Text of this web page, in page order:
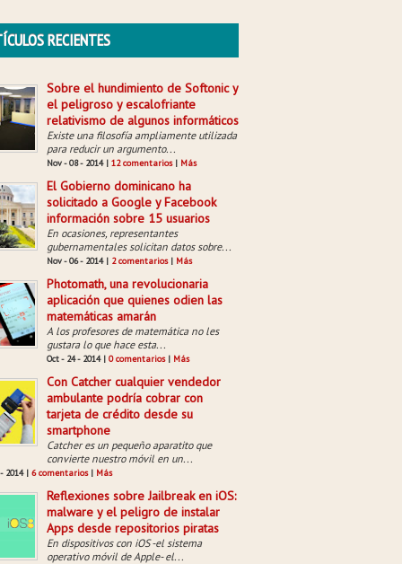
RECIENTES
Sobre el hundimiento de Softonic y
el peligroso y escalofriante
relativismo de algunos informáticos
Existe una filosofía ampliamente utilizada
para reducir un argumento...
Nov - 08 - 2014 | 12 comentarios| Más
El Gobierno dominicano ha
solicitado a Google y Facebook
información sobre 15 usuarios
En ocasiones, representantes
gubernamentales solicitan datos sobre...
Nov - 06 - 2014 | 2 comentarios| Más
Photomath, una revolucionaria
aplicación que quienes odien las
matemáticas amarán
A los profesores de matemática no les
gustara lo que hace esta...
Oct - 24 - 2014 | 0 comentarios| Más
Con Catcher cualquier vendedor
ambulante podría cobrar con
tarjeta de crédito desde su
smartphone
Catcher es un pequeño aparatito que
convierte nuestro móvil en un...
2014 | 6 comentarios| Más
Reflexiones sobre Jailbreak en iOS:
malware y el peligro de instalar
Apps desde repositorios piratas
En dispositivos con iOS -el sistema
operativo móvil de Apple- el...